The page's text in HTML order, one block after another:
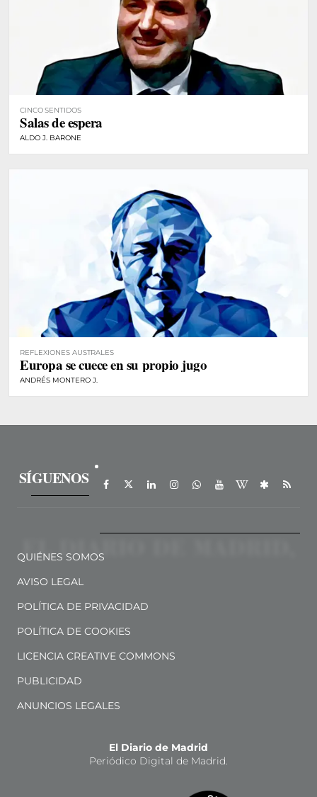
CINCO SENTIDOS
Salas de espera
ALDO J. BARONE
REFLEXIONES AUSTRALES
Europa se cuece en su propio jugo
ANDRÉS MONTERO J.
SÍGUENOS
QUIÉNES SOMOS
AVISO LEGAL
POLÍTICA DE PRIVACIDAD
POLÍTICA DE COOKIES
LICENCIA CREATIVE COMMONS
PUBLICIDAD
ANUNCIOS LEGALES
El Diario de Madrid
Periódico Digital de Madrid.